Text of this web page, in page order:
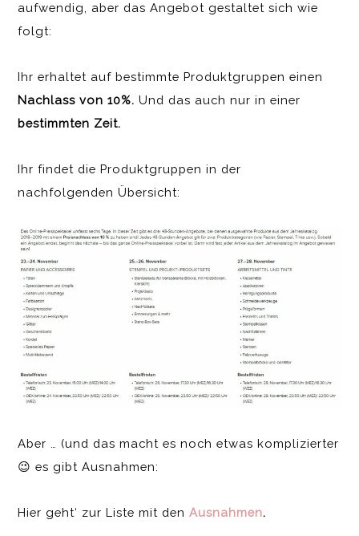
aufwendig, aber das Angebot gestaltet sich wie
folgt:
Ihr erhaltet auf bestimmte Produktgruppen einen
Nachlass von 10%. Und das auch nur in einer
bestimmten Zeit.
Ihr findet die Produktgruppen in der
nachfolgenden Übersicht:
Aber … (und das macht es noch etwas komplizierter
😉 es gibt Ausnahmen:
Hier geht‘ zur Liste mit denAusnahmen.